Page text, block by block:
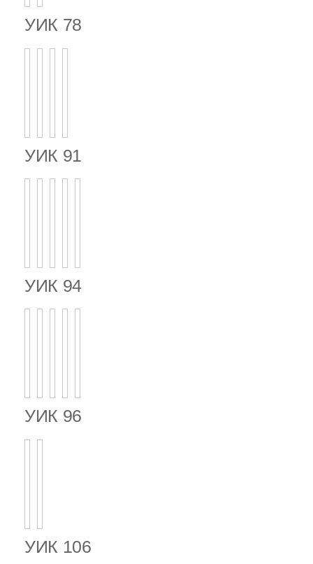
УИК 78
УИК 91
УИК 94
УИК 96
УИК 106